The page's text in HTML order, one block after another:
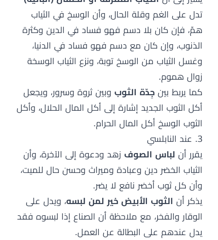
تدل على الغم وقلة الحال، وأن الوسخ في الثياب
همّ، فإن كان بلا دسم فهو فساد في الدين وكثرة
الذنوب، وإن كان مع دسم فهو فساد في الدنيا،
وغسل الثياب من الوسخ توبة، ونزع الثياب الوسخة
زوال هموم.
كما يربط بينجِدّة الثوب وبين ثروة وسرور، ويجعل
أكل الثوب الجديد إشارة إلى أكل المال الحلال، وأكل
الثوب الوسخ أكل المال الحرام.
3. عند النابلسي
يقرر أن لباس الصوف زهد ودعوة إلى الآخرة، وأن
الثياب الخضر دين وعبادة وميراث وحسن حال للميت،
وأن كل ثوب أخضر نافع لا يضر.
يذكر أن الثوب الأبيض خير لمن لبسه، ويدل على
الوقار والفخر، مع ملاحظة أن الصناع إذا لبسوه فقد
يدل عندهم على البطالة عن العمل.